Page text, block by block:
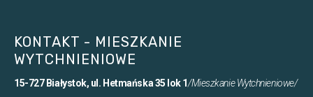
KONTAKT - MIESZKANIE
WYTCHNIENIOWE
15-727 Białystok, ul. Hetmańska 35 lok 1/Mieszkanie Wytchnieniowe/